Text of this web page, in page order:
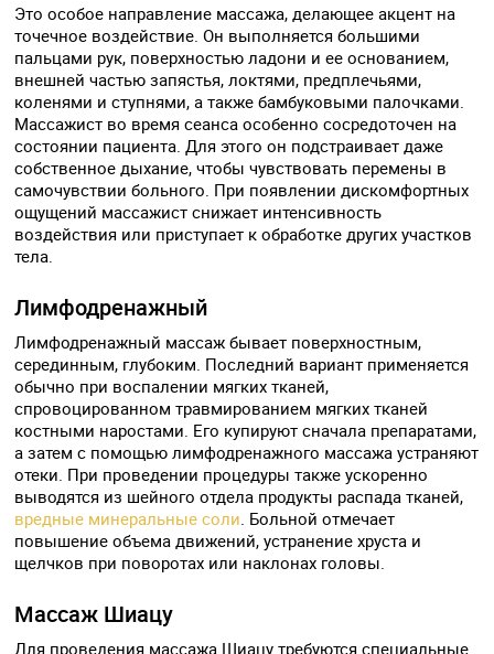
Это особое направление массажа, делающее акцент на
точечное воздействие. Он выполняется большими
пальцами рук, поверхностью ладони и ее основанием,
внешней частью запястья, локтями, предплечьями,
коленями и ступнями, а также бамбуковыми палочками.
Массажист во время сеанса особенно сосредоточен на
состоянии пациента. Для этого он подстраивает даже
собственное дыхание, чтобы чувствовать перемены в
самочувствии больного. При появлении дискомфортных
ощущений массажист снижает интенсивность
воздействия или приступает к обработке других участков
тела.
Лимфодренажный
Лимфодренажный массаж бывает поверхностным,
серединным, глубоким. Последний вариант применяется
обычно при воспалении мягких тканей,
спровоцированном травмированием мягких тканей
костными наростами. Его купируют сначала препаратами,
а затем с помощью лимфодренажного массажа устраняют
отеки. При проведении процедуры также ускоренно
выводятся из шейного отдела продукты распада тканей,
вредные минеральные соли . Больной отмечает
повышение объема движений, устранение хруста и
щелчков при поворотах или наклонах головы.
Массаж Шиацу
Для проведения массажа Шиацу требуются специальные